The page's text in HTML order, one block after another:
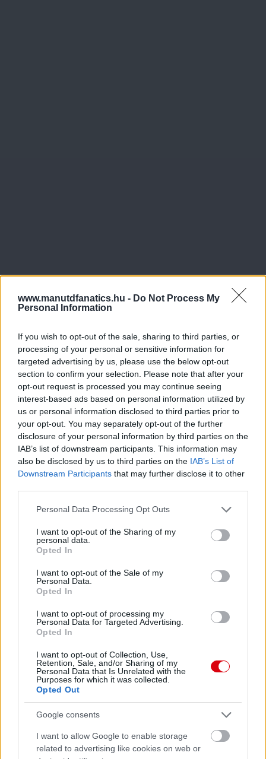
www.manutdfanatics.hu - Do Not Process My
Personal Information
If you wish to opt-out of the sale, sharing to third parties, or
processing of your personal or sensitive information for
targeted advertising by us, please use the below opt-out
section to confirm your selection. Please note that after your
opt-out request is processed you may continue seeing
interest-based ads based on personal information utilized by
us or personal information disclosed to third parties prior to
your opt-out. You may separately opt-out of the further
disclosure of your personal information by third parties on the
IAB’s list of downstream participants. This information may
also be disclosed by us to third parties on the IAB’s List of
Downstream Participants that may further disclose it to other
Please note that this website/app uses one or more Google
not limited to your visit or usage behaviour. You may click to
grant or deny consent to Google and its third-party tags to
use your data for below specified purposes in below Google
consent section.
Personal Data Processing Opt Outs
I want to opt-out of the Sharing of my
personal data.
Opted In
I want to opt-out of the Sale of my
Personal Data.
Opted In
I want to opt-out of processing my
Personal Data for Targeted Advertising.
Opted In
I want to opt-out of Collection, Use,
Retention, Sale, and/or Sharing of my
Personal Data that Is Unrelated with the
Purposes for which it was collected.
Opted Out
Google consents
I want to allow Google to enable storage
related to advertising like cookies on web or
Meccs Center
Paris Saint-Germainvs
Manchester United
Felkészülési szezon 4. mérkőzés
Nya Ullevi, Göteborg
Leeds Unitedvs Manchester United2026-08-12 20:30
AC MilanvsManchester United
ELŐZŐ MÉRKŐZÉSEK
Támogatás
Támogasd adományoddal
a ManUtdFanatics.hu működését!